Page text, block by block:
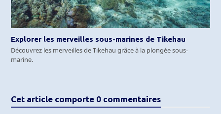
Explorer les merveilles sous-marines de Tikehau
Découvrez les merveilles de Tikehau grâce à la plongée sous-
marine.
Cet article comporte 0 commentaires